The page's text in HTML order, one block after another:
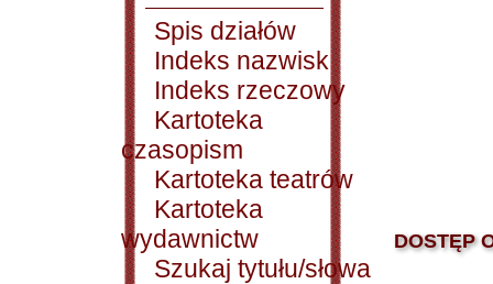
Spis działów
Indeks nazwisk
Indeks rzeczowy
Kartoteka
czasopism
Kartoteka teatrów
Kartoteka
wydawnictw
Szukaj tytułu/słowa
DOSTĘP